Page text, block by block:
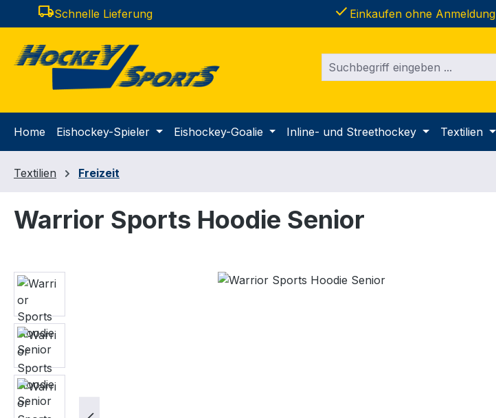
Hauptinhalt springen
Zur Suche springen
Zur Hauptnavigation springen
local_shippingSchnelle Lieferung done Einkaufen ohne Anmeldung
Home Eishockey-Spieler Eishockey-Goalie Inline- und Streethockey Textilien
Textilien Freizeit
Warrior Sports Hoodie Senior
Bildergalerie überspringen